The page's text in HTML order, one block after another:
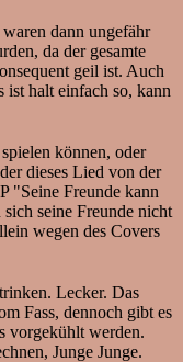
dann ungefähr
da der gesamte
geil ist. Auch
ist halt einfach so, kann
können, oder
dieses Lied von der
"Seine Freunde kann
seine Freunde nicht
wegen des Covers
Lecker. Das
Fass, dennoch gibt es
vorgekühlt werden.
Junge Junge.